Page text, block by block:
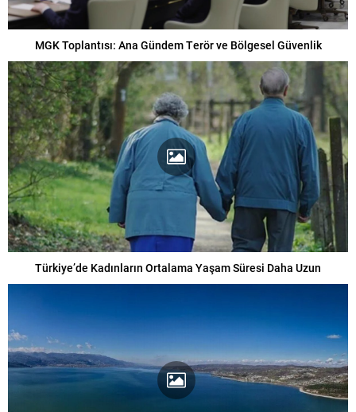
MGK Toplantısı: Ana Gündem Terör ve Bölgesel Güvenlik
Türkiye’de Kadınların Ortalama Yaşam Süresi Daha Uzun